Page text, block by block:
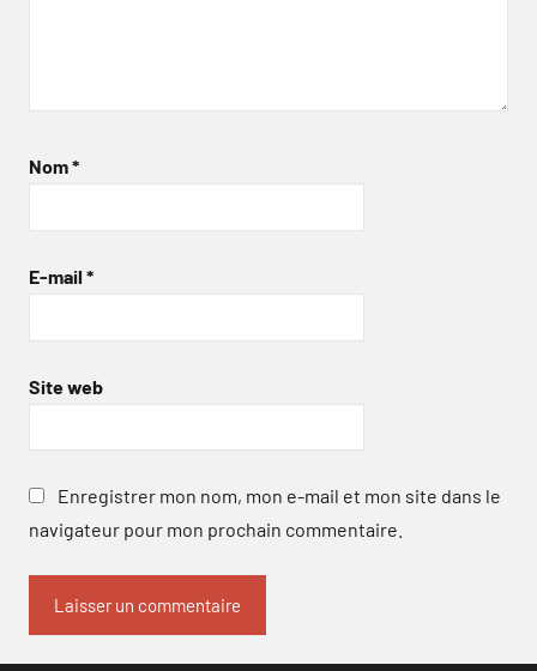
Nom*
E-mail *
Site web
Enregistrer mon nom, mon e-mail et mon site dans le
navigateur pour mon prochain commentaire.